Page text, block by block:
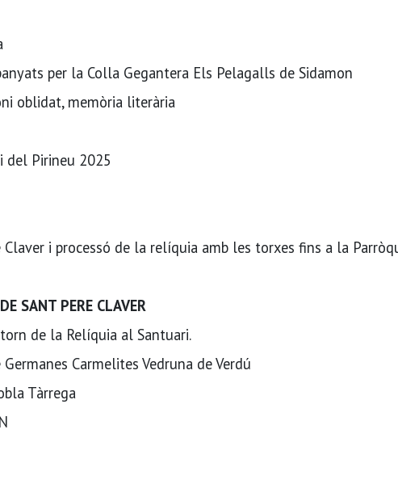
per la Colla Gegantera Els Pelagalls de Sidamon
oblidat, memòria literària
del Pirineu 2025
i processó de la relíquia amb les torxes fins a la
SANT PERE CLAVER
de la Relíquia al Santuari.
Carmelites Vedruna de Verdú
Tàrrega